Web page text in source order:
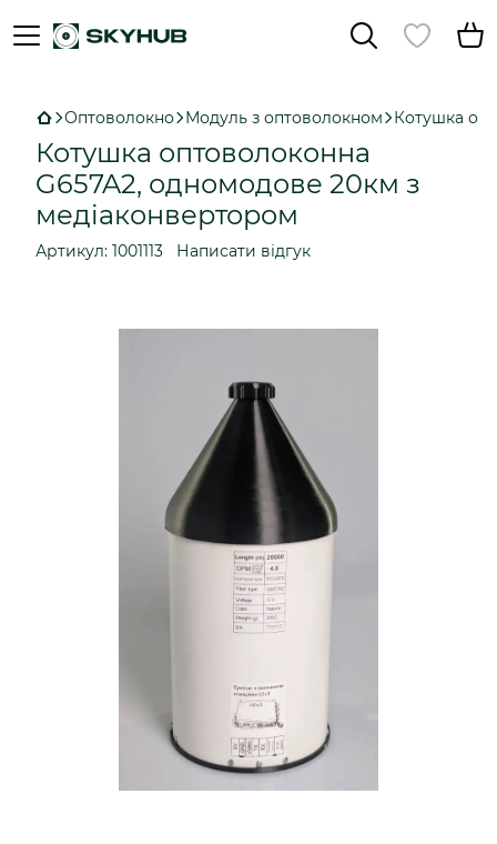
Оптоволокно Модуль з оптоволокном Котушка
Котушка оптоволоконна
G657A2, одномодове 20км з
медіаконвертором
Артикул: 1001113 Написати відгук